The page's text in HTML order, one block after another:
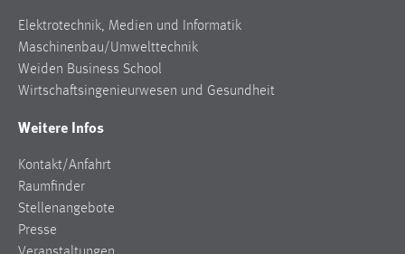
Elektrotechnik, Medien und Informatik
Maschinenbau/Umwelttechnik
Weiden Business School
Wirtschaftsingenieurwesen und Gesundheit
Weitere Infos
Kontakt/Anfahrt
Raumfinder
Stellenangebote
Presse